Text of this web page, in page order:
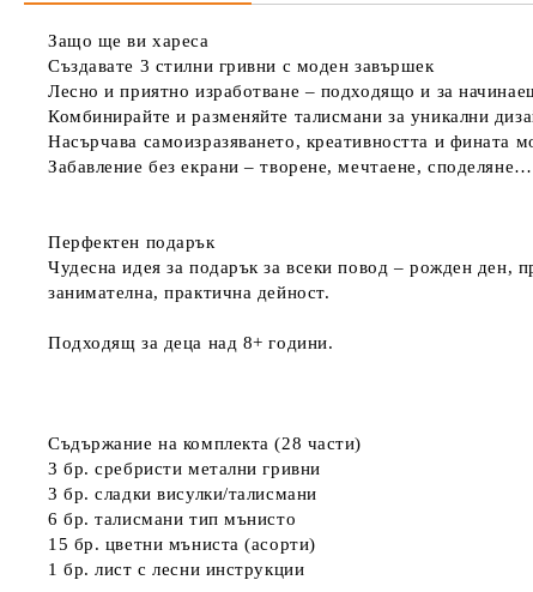
Защо ще ви хареса
Създавате 3 стилни гривни с моден завършек
Лесно и приятно изработване – подходящо и за
Комбинирайте и разменяйте талисмани за уникални
Насърчава самоизразяването, креативността и фината
Забавление без екрани – творене, мечтаене,
Перфектен подарък
Чудесна идея за подарък за всеки повод – рожден ден,
занимателна, практична дейност.
Подходящ за деца над 8+ години.
Съдържание на комплекта (28 части)
3 бр. сребристи метални гривни
3 бр. сладки висулки/талисмани
6 бр. талисмани тип мънисто
15 бр. цветни мъниста (асорти)
1 бр. лист с лесни инструкции